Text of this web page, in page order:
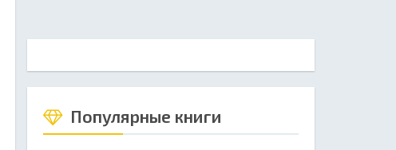
Популярные книги